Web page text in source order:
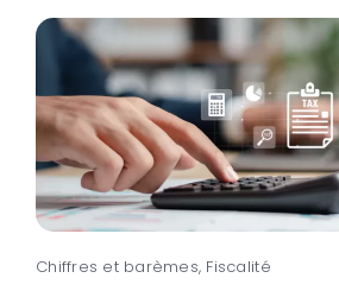
Chiffres et barèmes, Fiscalité